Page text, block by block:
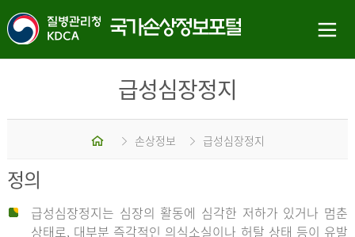
급성심장정지
홈 손상정보 급성심장정지
정의
급성심장정지는 심장의 활동에 심각한 저하가 있거나 멈춘
상태로, 대부분 즉각적인 의식소실이나 허탈 상태 등이 유발